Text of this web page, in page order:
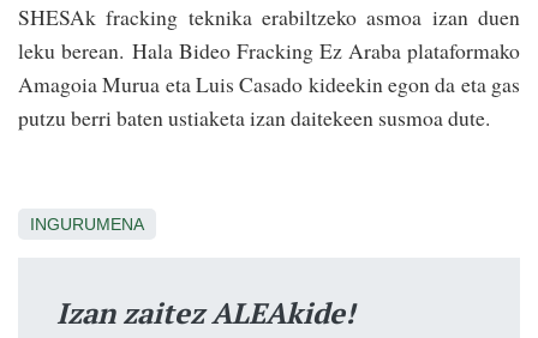
SHESAk fracking teknika erabiltzeko asmoa izan duen
leku berean. Hala Bideo Fracking Ez Araba plataformako
Amagoia Murua eta Luis Casado kideekin egon da eta gas
putzu berri baten ustiaketa izan daitekeen susmoa dute.
INGURUMENA
Izan zaitez ALEAkide!